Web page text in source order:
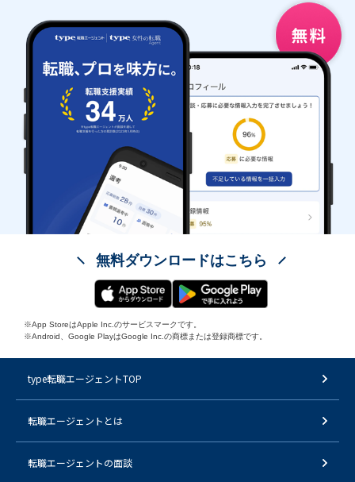
無料ダウンロードはこちら
※App StoreはApple Inc.のサービスマークです。
※Android、Google PlayはGoogle Inc.の商標または登録商標です。
type転職エージェントTOP
転職エージェントとは
転職エージェントの面談